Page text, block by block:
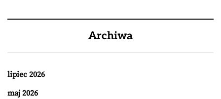
Archiwa
lipiec 2026
maj 2026